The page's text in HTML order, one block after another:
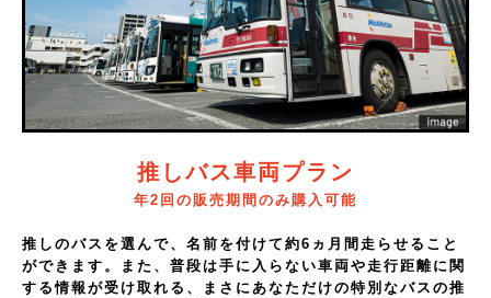
推しバス車両プラン
年2回の販売期間のみ購入可能
推しのバスを選んで、名前を付けて約6ヵ月間走らせること
ができます。また、普段は手に入らない車両や走行距離に関
する情報が受け取れる、まさにあなただけの特別なバスの推